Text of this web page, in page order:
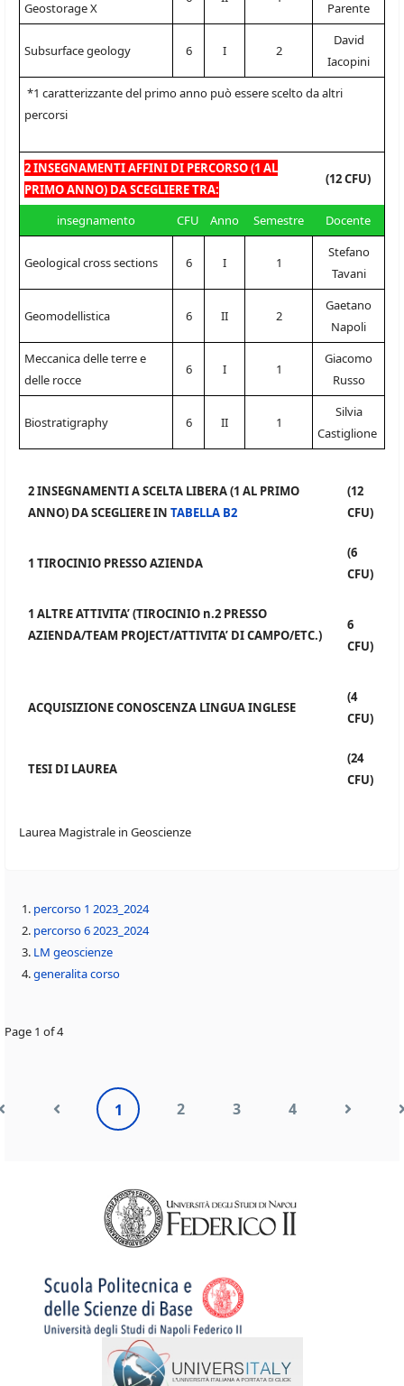
Geostorage X Parente
Subsurface geology 6 I 2
David
Iacopini
*1 caratterizzante del primo anno può essere scelto da altri
percorsi
2 INSEGNAMENTI AFFINI DI PERCORSO (1 AL
PRIMO ANNO) DA SCEGLIERE TRA:
(12 CFU)
insegnamento CFU Anno Semestre Docente
Geological cross sections 6 I 1
Stefano
Tavani
Geomodellistica 6 II 2
Gaetano
Napoli
Meccanica delle terre e
delle rocce
6 I 1
Giacomo
Russo
Biostratigraphy 6 II 1
Silvia
Castiglione
2 INSEGNAMENTI A SCELTA LIBERA (1 AL PRIMO
ANNO) DA SCEGLIERE IN TABELLA B2
(12
CFU)
1 TIROCINIO PRESSO AZIENDA
(6
CFU)
1 ALTRE ATTIVITA’ (TIROCINIO n.2 PRESSO
AZIENDA/TEAM PROJECT/ATTIVITA’ DI CAMPO/ETC.)
6
CFU)
ACQUISIZIONE CONOSCENZA LINGUA INGLESE
(4
CFU)
TESI DI LAUREA
(24
CFU)
Laurea Magistrale in Geoscienze
percorso 1 2023_2024
percorso 6 2023_2024
LM geoscienze
generalita corso
Page 1 of 4
1 2 3 4